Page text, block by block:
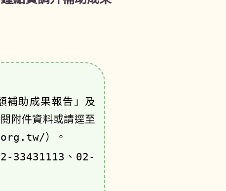
助成果報告」及
附件資料或請逕至
）。
33431113、02-